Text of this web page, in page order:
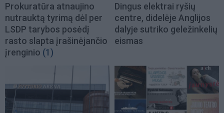
Prokuratūra atnaujino
nutrauktą tyrimą dėl per
LSDP tarybos posėdį
rasto slapta įrašinėjančio
įrenginio (1)
Dingus elektrai ryšių
centre, didelėje Anglijos
dalyje sutriko geležinkelių
eismas